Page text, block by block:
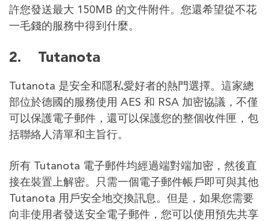
許您發送最大 150MB 的文件附件。您還希望從不花
一毛錢的服務中得到什麼。
2. Tutanota
Tutanota 是安全和隱私愛好者的熱門選擇。這家總
部位於德國的服務使用 AES 和 RSA 加密協議，不僅
可以保護電子郵件，還可以保護您的整個收件匣，包
括聯絡人清單和主旨行。
所有 Tutanota 電子郵件均經過端對端加密，然後直
接在裝置上解密。只需一個電子郵件帳戶即可與其他
Tutanota 用戶安全地交換訊息。但是，如果您需要
向非使用者發送安全電子郵件，您可以使用預先共享